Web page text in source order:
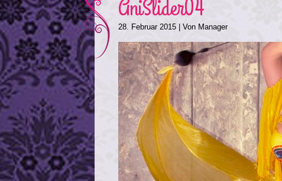
AniSlider04
28. Februar 2015 | Von Manager